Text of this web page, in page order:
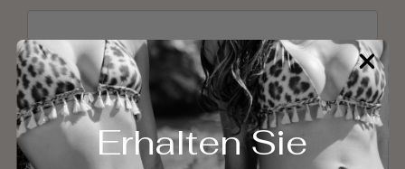
Sticker 2
In den Warenkorb
Erhalten Sie